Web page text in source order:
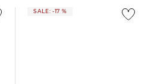
SALE: -17 %